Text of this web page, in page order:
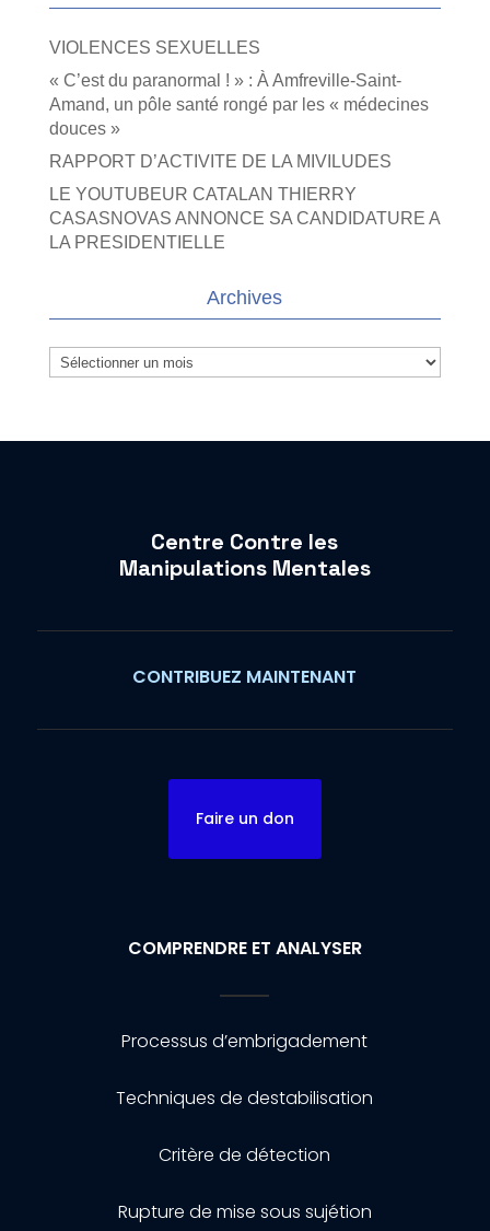
VIOLENCES SEXUELLES
« C’est du paranormal ! » : À Amfreville-Saint-
Amand, un pôle santé rongé par les « médecines
douces »
RAPPORT D’ACTIVITE DE LA MIVILUDES
LE YOUTUBEUR CATALAN THIERRY
CASASNOVAS ANNONCE SA CANDIDATURE A
LA PRESIDENTIELLE
Archives
Archives
Centre Contre les
Manipulations Mentales
CONTRIBUEZ MAINTENANT
Faire un don
COMPRENDRE ET ANALYSER
Processus d’embrigadement
Techniques de destabilisation
Critère de détection
Rupture de mise sous sujétion